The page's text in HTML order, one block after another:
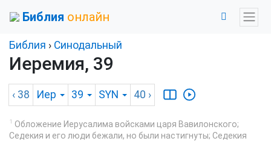
Библия онлайн
Библия › Синодальный
Иеремия, 39
‹ 38 Иер 39 SYN 40 ›
1 Обложение Иерусалима войсками царя Вавилонского;
Седекия и его люди бежали, но были настигнуты; Седекия